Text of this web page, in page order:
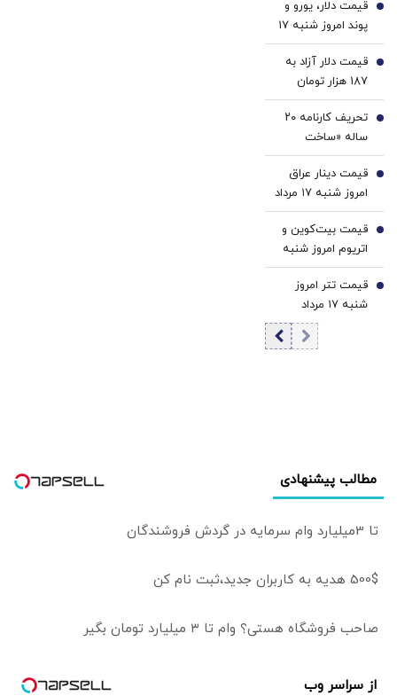
منقول و غیرمنقول
او، مشمول مصادره
قرار گرفته/ از
کافه‌داری محروم
است و رفع پلمب
صحت ندارد
قیمت دلار، یورو و
پوند امروز شنبه ۱۷
مرداد 1405/ کاهش
قیمت دلار و یورو
2
قیمت دلار آزاد به
187 هزار تومان
رسید
3
تحریف کارنامه ۲۰
ساله «ساخت
سرپناه برای
کم‌درآمدها» |
زیرپوست پرونده باز
«مسکن‌مهر» چه
خبر است؟ | چرا
پرقدرت‌ترین
دهه ۹۰
«مسکن‌مهر» را
گارانتی نکرد؟
4
قیمت دینار عراق
امروز شنبه ۱۷ مرداد
1405/ کاهش
قیمت دینار
5
قیمت بیت‌کوین و
اتریوم امروز شنبه
۱۷ مرداد ۱۴۰۵/
افزایش قیمت
بیت‌کوین
6
قیمت تتر امروز
شنبه ۱۷ مرداد
1405 / کاهش
7
مطالب پیشنهادی
تا 3میلیارد وام سرمایه در گردش فروشندگان
500$ هدیه به کاربران جدید،ثبت نام کن
صاحب فروشگاه هستی؟ وام تا ۳ میلیارد تومان بگیر
از سراسر وب